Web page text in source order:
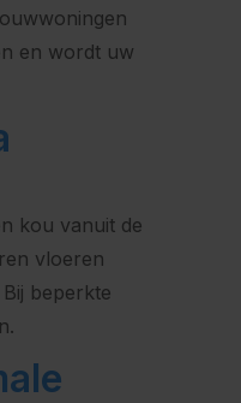
en wordt uw
kou vanuit de
vloeren
beperkte